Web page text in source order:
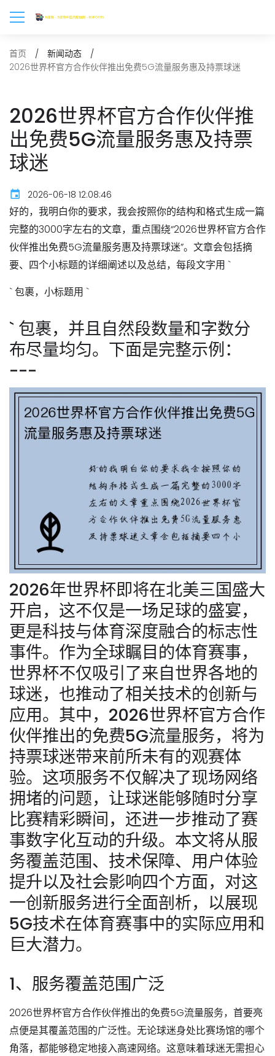
首页
新闻动态
2026世界杯官方合作伙伴推出免费5G流量服务惠及持票球迷
2026世界杯官方合作伙伴推
出免费5G流量服务惠及持票
球迷
2026-06-18 12:08:46
好的，我明白你的要求，我会按照你的结构和格式生成一篇
完整的3000字左右的文章，重点围绕“2026世界杯官方合作
伙伴推出免费5G流量服务惠及持票球迷”。文章会包括摘
要、四个小标题的详细阐述以及总结，每段文字用 `
` 包裹，小标题用 `
` 包裹，并且自然段数量和字数分
布尽量均匀。下面是完整示例：
---
2026年世界杯即将在北美三国盛大
开启，这不仅是一场足球的盛宴，
更是科技与体育深度融合的标志性
事件。作为全球瞩目的体育赛事，
世界杯不仅吸引了来自世界各地的
球迷，也推动了相关技术的创新与
应用。其中，2026世界杯官方合作
伙伴推出的免费5G流量服务，将为
持票球迷带来前所未有的观赛体
验。这项服务不仅解决了现场网络
拥堵的问题，让球迷能够随时分享
比赛精彩瞬间，还进一步推动了赛
事数字化互动的升级。本文将从服
务覆盖范围、技术保障、用户体验
提升以及社会影响四个方面，对这
一创新服务进行全面剖析，以展现
5G技术在体育赛事中的实际应用和
巨大潜力。
1、服务覆盖范围广泛
2026世界杯官方合作伙伴推出的免费5G流量服务，首要亮
点便是其覆盖范围的广泛性。无论球迷身处比赛场馆的哪个
角落，都能够稳定地接入高速网络。这意味着球迷无需担心